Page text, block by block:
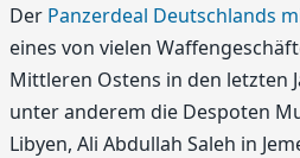
Der Panzerdeal Deutschlands
eines von vielen
Mittleren Ostens in den letzten
unter anderem die Despoten
Libyen, Ali Abdullah Saleh in